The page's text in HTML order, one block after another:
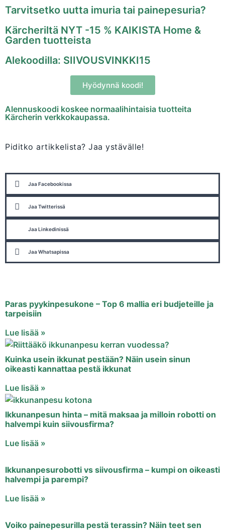
Tarvitsetko uutta imuria tai painepesuria?
Kärcheriltä NYT -15 % KAIKISTA Home &
Garden tuotteista
Alekoodilla: SIIVOUSVINKKI15
Hyödynnä koodi!
Alennuskoodi koskee normaalihintaisia tuotteita
Kärcherin verkkokaupassa.
Piditko artikkelista? Jaa ystävälle!
Jaa Facebookissa
Jaa Twitterissä
Jaa Linkedinissä
Jaa Whatsapissa
Paras pyykinpesukone – Top 6 mallia eri budjeteille ja
tarpeisiin
Lue lisää »
Kuinka usein ikkunat pestään? Näin usein sinun
oikeasti kannattaa pestä ikkunat
Lue lisää »
Ikkunanpesun hinta – mitä maksaa ja milloin robotti on
halvempi kuin siivousfirma?
Lue lisää »
Ikkunanpesurobotti vs siivousfirma – kumpi on oikeasti
halvempi ja parempi?
Lue lisää »
Voiko painepesurilla pestä terassin? Näin teet sen